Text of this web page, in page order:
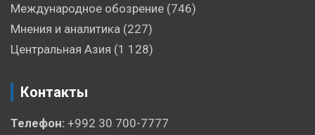
Международное обозрение (746)
Мнения и аналитика (227)
Центральная Азия (1 128)
Контакты
Телефон: +992 30 700-7777